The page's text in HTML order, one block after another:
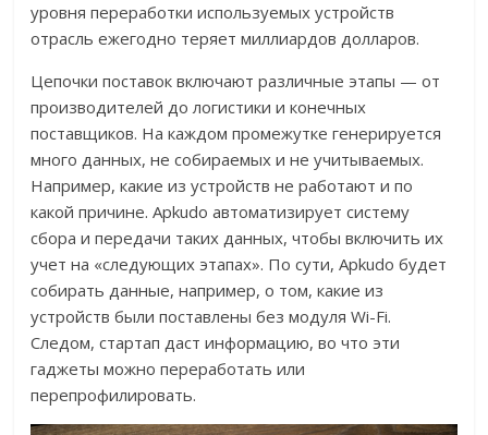
уровня переработки используемых устройств
отрасль ежегодно теряет миллиардов долларов.
Цепочки поставок включают различные этапы — от
производителей до логистики и конечных
поставщиков. На каждом промежутке генерируется
много данных, не собираемых и не учитываемых.
Например, какие из устройств не работают и по
какой причине. Apkudo автоматизирует систему
сбора и передачи таких данных, чтобы включить их
учет на «следующих этапах». По сути, Apkudo будет
собирать данные, например, о том, какие из
устройств были поставлены без модуля Wi-Fi.
Следом, стартап даст информацию, во что эти
гаджеты можно переработать или
перепрофилировать.